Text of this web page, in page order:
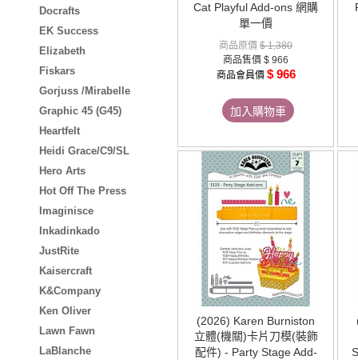
Docrafts
EK Success
Elizabeth
Fiskars
Gorjuss /Mirabelle
Graphic 45 (G45)
Heartfelt
Heidi Grace/C9/SL
Hero Arts
Hot Off The Press
Imaginisce
Inkadinkado
JustRite
Kaisercraft
K&Company
Ken Oliver
Lawn Fawn
LaBlanche
Cat Playful Add-ons 網購
單一價
商品原價 $ 1,380
商品售價 $ 966
商品會員價 $ 966
加入購物車
(2026) Karen Burniston
立體(機關)卡片刀模(裝飾
配件) - Party Stage Add-